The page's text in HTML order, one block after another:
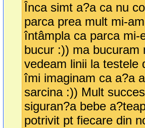
Înca simt a?a ca nu
parca prea mult mi-
întâmpla ca parca mi-
bucur :)) ma bucuram
vedeam linii la testele
îmi imaginam ca a?a
sarcina :)) Mult
siguran?a bebe
potrivit pt fiecare din